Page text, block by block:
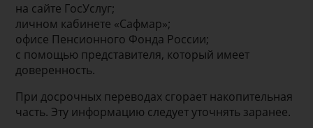
на сайте ГосУслуг;
личном кабинете «Сафмар»;
офисе Пенсионного Фонда России;
с помощью представителя, который имеет
доверенность.
При досрочных переводах сгорает накопительная
часть. Эту информацию следует уточнять заранее.